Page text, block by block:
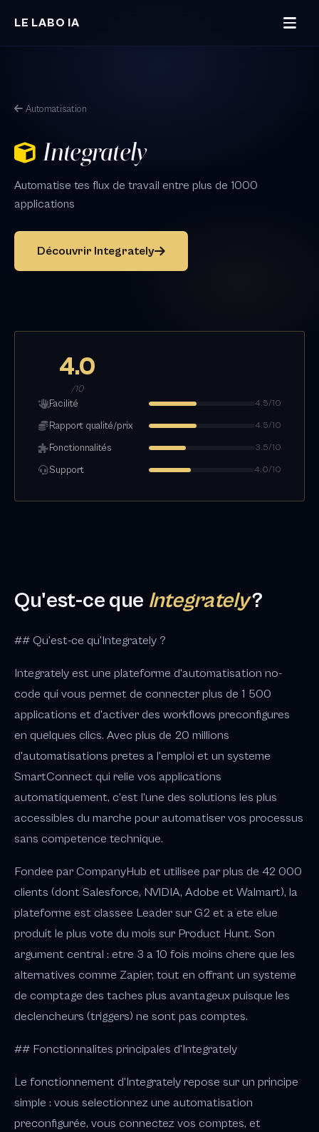
LE LABO IA
Automatisation
Integrately
Automatise tes flux de travail entre plus de 1000
applications
Découvrir Integrately
4.0
/10
Facilité 4.5/10
Rapport qualité/prix 4.5/10
Fonctionnalités 3.5/10
Support 4.0/10
Qu'est-ce que Integrately?
## Qu'est-ce qu'Integrately ?
Integrately est une plateforme d'automatisation no-
code qui vous permet de connecter plus de 1 500
applications et d'activer des workflows preconfigures
en quelques clics. Avec plus de 20 millions
d'automatisations pretes a l'emploi et un systeme
SmartConnect qui relie vos applications
automatiquement, c'est l'une des solutions les plus
accessibles du marche pour automatiser vos processus
sans competence technique.
Fondee par CompanyHub et utilisee par plus de 42 000
clients (dont Salesforce, NVIDIA, Adobe et Walmart), la
plateforme est classee Leader sur G2 et a ete elue
produit le plus vote du mois sur Product Hunt. Son
argument central : etre 3 a 10 fois moins chere que les
alternatives comme Zapier, tout en offrant un systeme
de comptage des taches plus avantageux puisque les
declencheurs (triggers) ne sont pas comptes.
## Fonctionnalites principales d'Integrately
Le fonctionnement d'Integrately repose sur un principe
simple : vous selectionnez une automatisation
preconfigurée, vous connectez vos comptes, et